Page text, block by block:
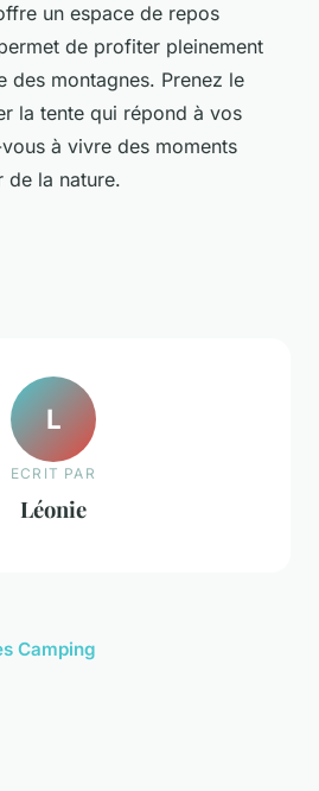
un espace de repos
de profiter pleinement
des montagnes. Prenez le
la tente qui répond à vos
à vivre des moments
la nature.
L
ECRIT PAR
Léonie
Camping